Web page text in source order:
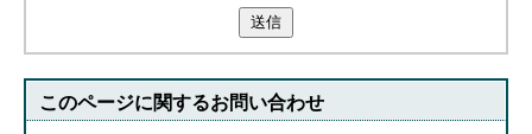
送信
このページに関するお問い合わせ